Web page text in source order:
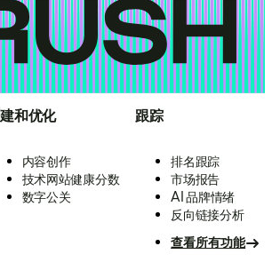
和优化
内容创作
技术网站健康分数
数字公关
跟踪
排名跟踪
市场报告
AI 品牌情绪
反向链接分析
查看所有功能